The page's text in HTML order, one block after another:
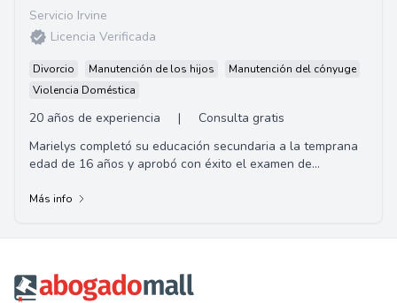
Servicio Irvine
Licencia Verificada
Divorcio Manutención de los hijos
Manutención del cónyuge
Violencia Doméstica
20 años de experiencia |
Consulta gratis
Marielys completó su educación secundaria a la temprana
edad de 16 años y aprobó con éxito el examen de
Más info